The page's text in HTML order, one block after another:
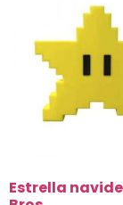
Estrella